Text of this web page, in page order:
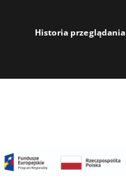
Historia przeglądania